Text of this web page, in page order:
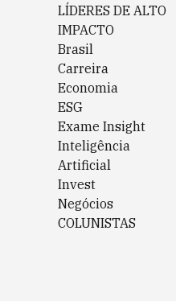
LÍDERES DE ALTO
IMPACTO
Brasil
Carreira
Economia
ESG
Exame Insight
Inteligência
Artificial
Invest
Negócios
COLUNISTAS